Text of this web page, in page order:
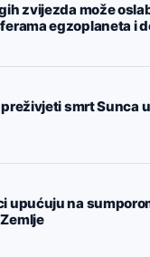
zvijezda može
egzoplaneta i
smrt Sunca
upućuju na